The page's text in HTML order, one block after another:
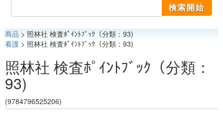
医学
医薬関連
レジデント
商品 > 照林社 検査ﾎﾟｲﾝﾄﾌﾞｯｸ（分類：93)
看護 > 照林社 検査ﾎﾟｲﾝﾄﾌﾞｯｸ（分類：93)
照林社 検査ﾎﾟｲﾝﾄﾌﾞｯｸ（分類：
93)
(9784796525206)